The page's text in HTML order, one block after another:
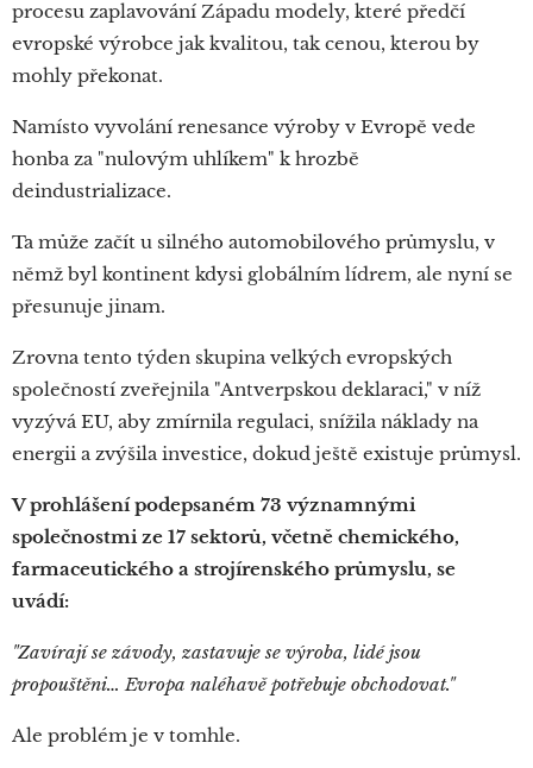
procesu zaplavování Západu modely, které předčí
evropské výrobce jak kvalitou, tak cenou, kterou by
mohly překonat.
Namísto vyvolání renesance výroby v Evropě vede
honba za "nulovým uhlíkem" k hrozbě
deindustrializace.
Ta může začít u silného automobilového průmyslu, v
němž byl kontinent kdysi globálním lídrem, ale nyní se
přesunuje jinam.
Zrovna tento týden skupina velkých evropských
společností zveřejnila "Antverpskou deklaraci," v níž
vyzývá EU, aby zmírnila regulaci, snížila náklady na
energii a zvýšila investice, dokud ještě existuje průmysl.
V prohlášení podepsaném 73 významnými
společnostmi ze 17 sektorů, včetně chemického,
farmaceutického a strojírenského průmyslu, se
uvádí:
"Zavírají se závody, zastavuje se výroba, lidé jsou
propouštěni… Evropa naléhavě potřebuje obchodovat."
Ale problém je v tomhle.